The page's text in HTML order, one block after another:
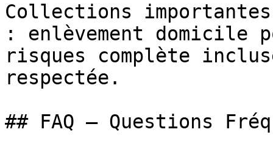
Collections
: enlèvement domicile
risques complète
respectée.
## FAQ — Questions